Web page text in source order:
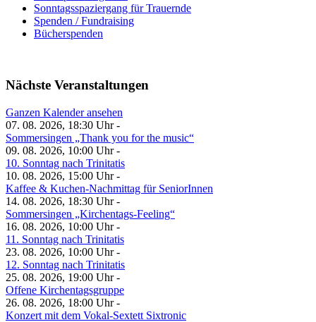
Sonntagsspaziergang für Trauernde
Spenden / Fundraising
Bücherspenden
Nächste Veranstaltungen
Ganzen Kalender ansehen
07. 08. 2026, 18:30 Uhr -
Sommersingen „Thank you for the music“
09. 08. 2026, 10:00 Uhr -
10. Sonntag nach Trinitatis
10. 08. 2026, 15:00 Uhr -
Kaffee & Kuchen-Nachmittag für SeniorInnen
14. 08. 2026, 18:30 Uhr -
Sommersingen „Kirchentags-Feeling“
16. 08. 2026, 10:00 Uhr -
11. Sonntag nach Trinitatis
23. 08. 2026, 10:00 Uhr -
12. Sonntag nach Trinitatis
25. 08. 2026, 19:00 Uhr -
Offene Kirchentagsgruppe
26. 08. 2026, 18:00 Uhr -
Konzert mit dem Vokal-Sextett Sixtronic